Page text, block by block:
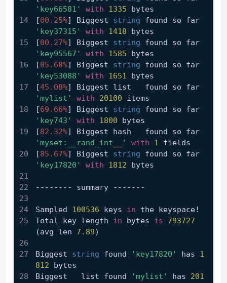
'key66581'
with 1335 bytes
[00.25%] Biggest string
'key37315'
with 1418 bytes
[00.27%] Biggest string
'key95567'
with 1585 bytes
[05.68%] Biggest string
'key53088'
with 1651 bytes
[45.08%
'mylist'
with 20100 items
[69.66%] Biggest string
'key743'
with 1800 bytes
[82.32%
'myset:__rand_int__'
with 1 fields
[85.67%] Biggest string
'key17820'
with 1812 bytes
-------- summary -------
Sampled 100536 keys in the keyspace!
Total key length in bytes is
793727
(avg len 7.89)
Biggest string found 'key17820' has 1
812 bytes
Biggest   list found
'mylist' has 201